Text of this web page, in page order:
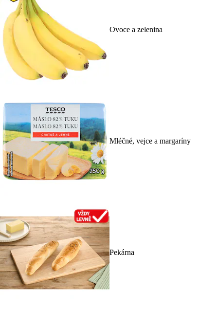
Ovoce a zelenina
Mléčné, vejce a margaríny
Pekárna